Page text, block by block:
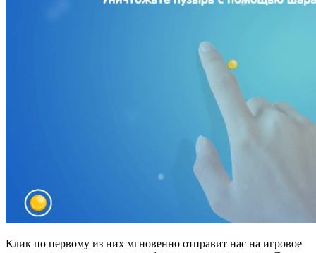
Клик по первому из них мгновенно отправит нас на игровое